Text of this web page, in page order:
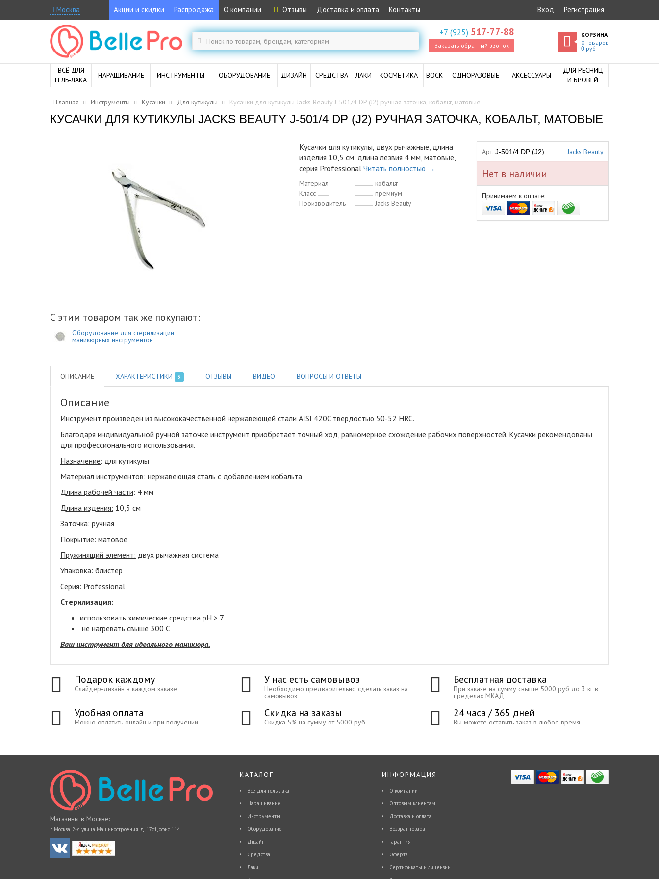
Москва Акции и скидки Распродажа О компании Отзывы Доставка и оплата Контакты Вход Регистрация
+7 (925) 517-77-88
Заказать обратный звонок
КОРЗИНА
0 товаров
0руб
ВСЁ ДЛЯ
ГЕЛЬ-ЛАКА
НАРАЩИВАНИЕ ИНСТРУМЕНТЫ ОБОРУДОВАНИЕ ДИЗАЙН СРЕДСТВА ЛАКИ КОСМЕТИКА ВОСК ОДНОРАЗОВЫЕ АКСЕССУАРЫ
ДЛЯ РЕСНИЦ
И БРОВЕЙ
Главная Инструменты Кусачки Для кутикулы Кусачки для кутикулы Jacks Beauty J-501/4 DP (J2) ручная заточка, кобальт, матовые
КУСАЧКИ ДЛЯ КУТИКУЛЫ JACKS BEAUTY J-501/4 DP (J2) РУЧНАЯ ЗАТОЧКА, КОБАЛЬТ, МАТОВЫЕ
Кусачки для кутикулы, двух рычажные, длина
изделия 10,5 см, длина лезвия 4 мм, матовые,
серия Professional Читать полностью →
Материал
кобальт
Класс
премиум
Производитель
Jacks Beauty
С этим товаром так же покупают:
Оборудование для стерилизации
маникюрных инструментов
Арт. J-501/4 DP (J2) Jacks Beauty
Нет в наличии
Принимаем к оплате:
ОПИСАНИЕ ХАРАКТЕРИСТИКИ 3 ОТЗЫВЫ ВИДЕО ВОПРОСЫ И ОТВЕТЫ
Описание
Инструмент произведен из высококачественной нержавеющей стали AISI 420C твердостью 50-52 HRC.
Благодаря индивидуальной ручной заточке инструмент приобретает точный ход, равномерное схождение рабочих поверхностей. Кусачки рекомендованы
для профессионального использования.
Назначение: для кутикулы
Материал инструментов: нержавеющая сталь с добавлением кобальта
Длина рабочей части: 4 мм
Длина издения: 10,5 см
Заточка: ручная
Покрытие: матовое
Пружинящий элемент: двух рычажная система
Упаковка: блистер
Серия: Professional
Стерилизация:
использовать химические средства pH > 7
не нагревать свыше 300 С
Ваш инструмент для идеального маникюра.
Подарок каждому
Слайдер-дизайн в каждом заказе
У нас есть самовывоз
Необходимо предварительно сделать заказ на
самовывоз
Бесплатная доставка
При заказе на сумму свыше 5000 руб до 3 кг в
пределах МКАД
Удобная оплата
Можно оплатить онлайн и при получении
Скидка на заказы
Скидка 5% на сумму от 5000 руб
24 часа / 365 дней
Вы можете оставить заказ в любое время
Магазины в Москве:
г. Москва, 2-я улица Машиностроения, д. 17с1, офис 114
КАТАЛОГ
Все для гель-лака
Наращивание
Инструменты
Оборудование
Дизайн
Средства
Лаки
ИНФОРМАЦИЯ
О компании
Оптовым клиентам
Доставка и оплата
Возврат товара
Гарантия
Оферта
Сертификаты и лицензии